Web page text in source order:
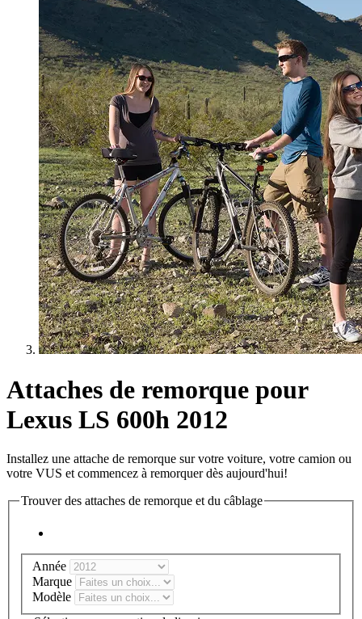
Attaches de remorque pour
Lexus LS 600h 2012
Installez une attache de remorque sur votre voiture, votre camion ou
votre VUS et commencez à remorquer dès aujourd'hui!
Trouver des attaches de remorque et du câblage
Année
Marque
Modèle